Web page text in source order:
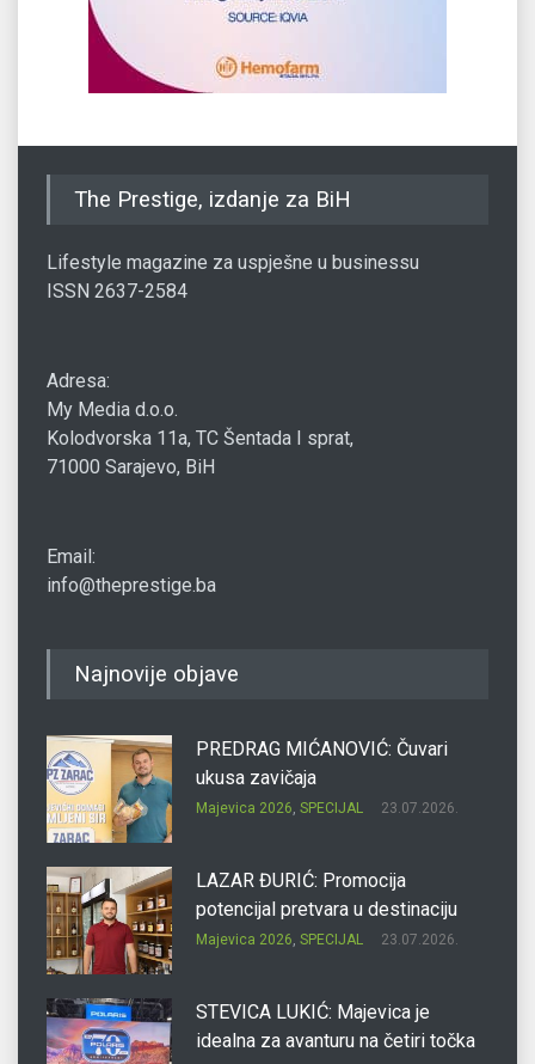
The Prestige, izdanje za BiH
Lifestyle magazine za uspješne u businessu
ISSN 2637-2584
Adresa:
My Media d.o.o.
Kolodvorska 11a, TC Šentada I sprat,
71000 Sarajevo, BiH
Email:
info@theprestige.ba
Najnovije objave
PREDRAG MIĆANOVIĆ: Čuvari
ukusa zavičaja
Majevica 2026, SPECIJAL 23.07.2026.
LAZAR ĐURIĆ: Promocija
potencijal pretvara u destinaciju
Majevica 2026, SPECIJAL 23.07.2026.
STEVICA LUKIĆ: Majevica je
idealna za avanturu na četiri točka